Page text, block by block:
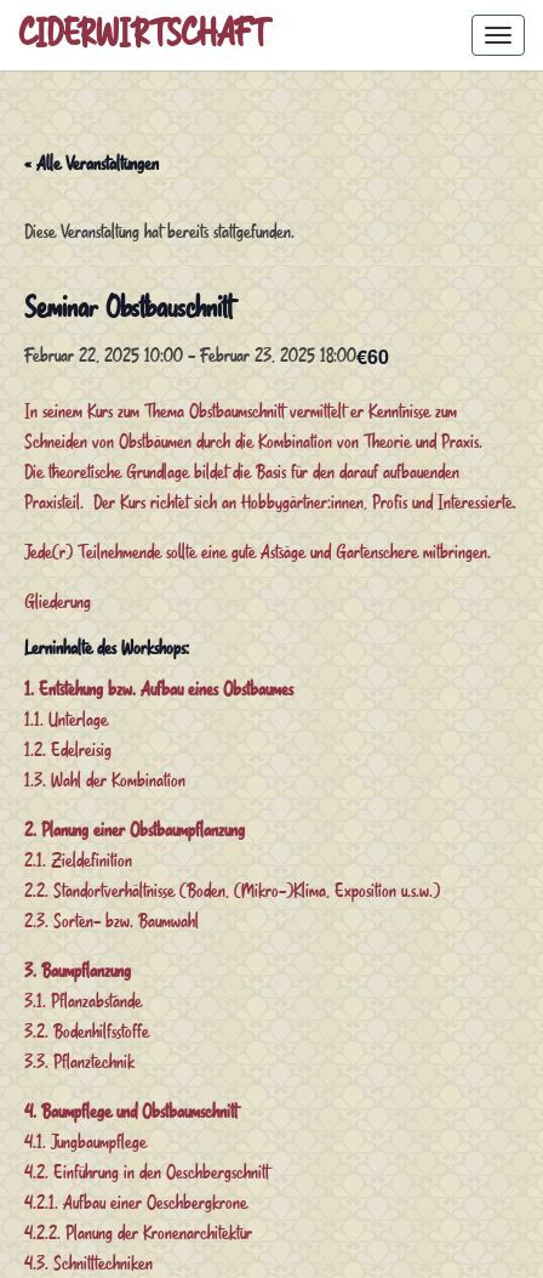
Skip
to
CIDERWIRTSCHAFT
« Alle Veranstaltungen
Diese Veranstaltung hat bereits stattgefunden.
Seminar Obstbauschnitt
Februar 22, 2025 10:00 -Februar 23, 2025 18:00€60
In seinem Kurs zum Thema Obstbaumschnitt vermittelt er Kenntnisse zum
Schneiden von Obstbäumen durch die Kombination von Theorie und Praxis.
Die theoretische Grundlage bildet die Basis für den darauf aufbauenden
Praxisteil. Der Kurs richtet sich an Hobbygärtner:innen, Profis und Interessierte.
Jede(r) Teilnehmende sollte eine gute Astsäge und Gartenschere mitbringen.
Gliederung
Lerninhalte des Workshops:
1. Entstehung bzw. Aufbau eines Obstbaumes
1.1. Unterlage
1.2. Edelreisig
1.3. Wahl der Kombination
2. Planung einer Obstbaumpflanzung
2.1. Zieldefinition
2.2. Standortverhältnisse (Boden, (Mikro-)Klima, Exposition u.s.w.)
2.3. Sorten- bzw. Baumwahl
3. Baumpflanzung
3.1. Pflanzabstände
3.2. Bodenhilfsstoffe
3.3. Pflanztechnik
4. Baumpflege und Obstbaumschnitt
4.1. Jungbaumpflege
4.2. Einführung in den Oeschbergschnitt
4.2.1. Aufbau einer Oeschbergkrone
4.2.2. Planung der Kronenarchitektur
4.3. Schnitttechniken